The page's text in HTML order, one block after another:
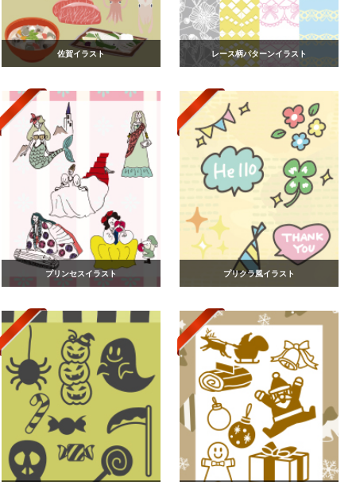
佐賀イラスト レース柄パターンイラスト
プリンセスイラスト プリクラ風イラスト